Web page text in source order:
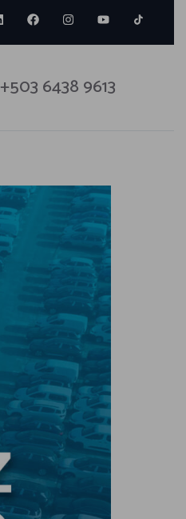
+503 6438 9613